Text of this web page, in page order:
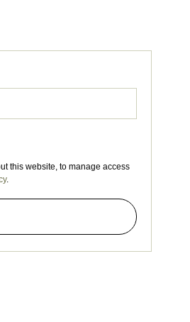
this website, to manage access
.